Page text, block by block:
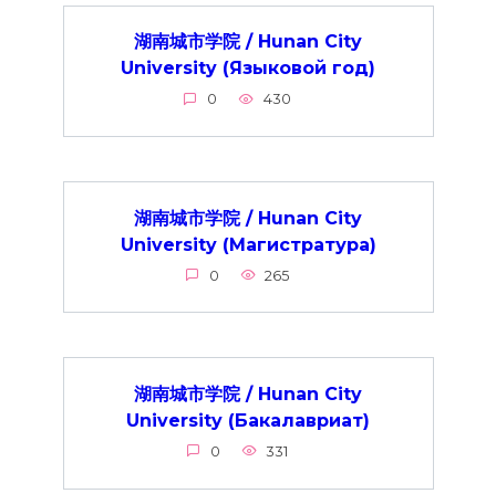
湖南城市学院 / Hunan City
University (Языковой год)
0 430
湖南城市学院 / Hunan City
University (Магистратура)
0 265
湖南城市学院 / Hunan City
University (Бакалавриат)
0 331